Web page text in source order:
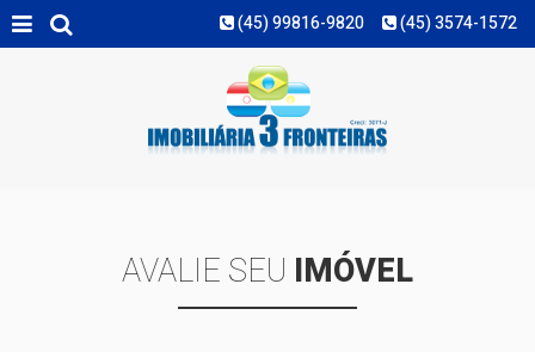
(45) 3574-1572
(45) 99816-9820
AVALIE SEU IMÓVEL